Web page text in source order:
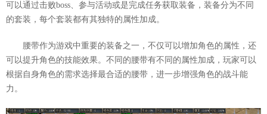
可以通过击败boss、参与活动或是完成任务获取装备，装备分为不同
的套装，每个套装都有其独特的属性加成。
腰带作为游戏中重要的装备之一，不仅可以增加角色的属性，还
可以提升角色的技能效果。不同的腰带有不同的属性加成，玩家可以
根据自身角色的需求选择最合适的腰带，进一步增强角色的战斗能
力。